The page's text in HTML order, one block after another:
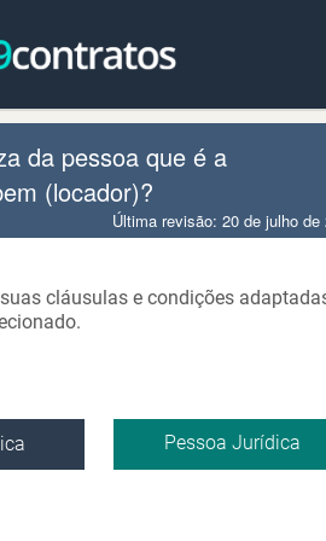
da pessoa que é a
(locador)?
Última revisão: 20 de julho de
cláusulas e condições
Pessoa Jurídica